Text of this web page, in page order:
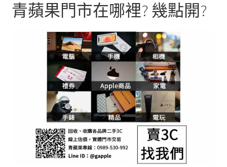
青蘋果門市在哪裡? 幾點開?